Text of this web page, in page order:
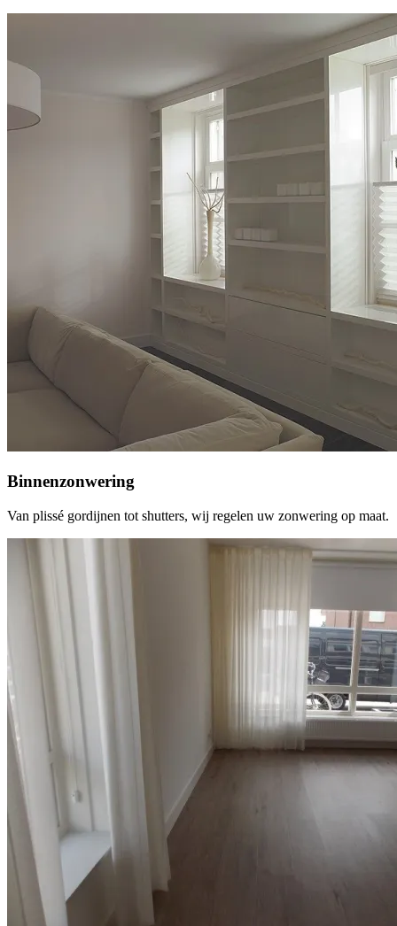
Binnenzonwering
Van plissé gordijnen tot shutters, wij regelen uw zonwering op maat.